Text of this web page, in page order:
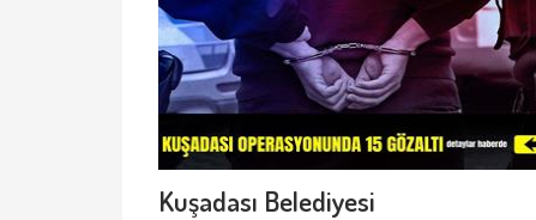
Kuşadası Belediyesi